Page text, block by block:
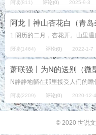
阅读(811) 评论(0) 2025-9-3
阿龙丨神山杏花白（青岛
阅读(1464) 评论(0) 2022-1-7
萧联强丨为N的送别（微
阅读(2209) 评论(0) 2020-12-4
© 2020 世说